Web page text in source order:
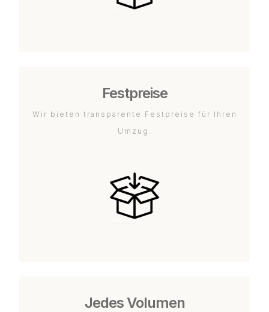
Festpreise
Wir bieten transparente Festpreise für Ihren
Umzug.
Jedes Volumen